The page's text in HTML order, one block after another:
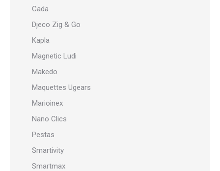
Cada
Djeco Zig & Go
Kapla
Magnetic Ludi
Makedo
Maquettes Ugears
Marioinex
Nano Clics
Pestas
Smartivity
Smartmax